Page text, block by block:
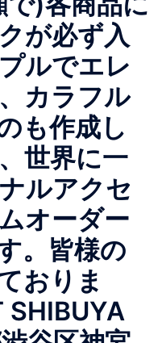
が必ず入
ルでエレ
カラフル
も作成し
世界に一
ルアクセ
オーダー
。皆様の
おりま
SHIBUYA